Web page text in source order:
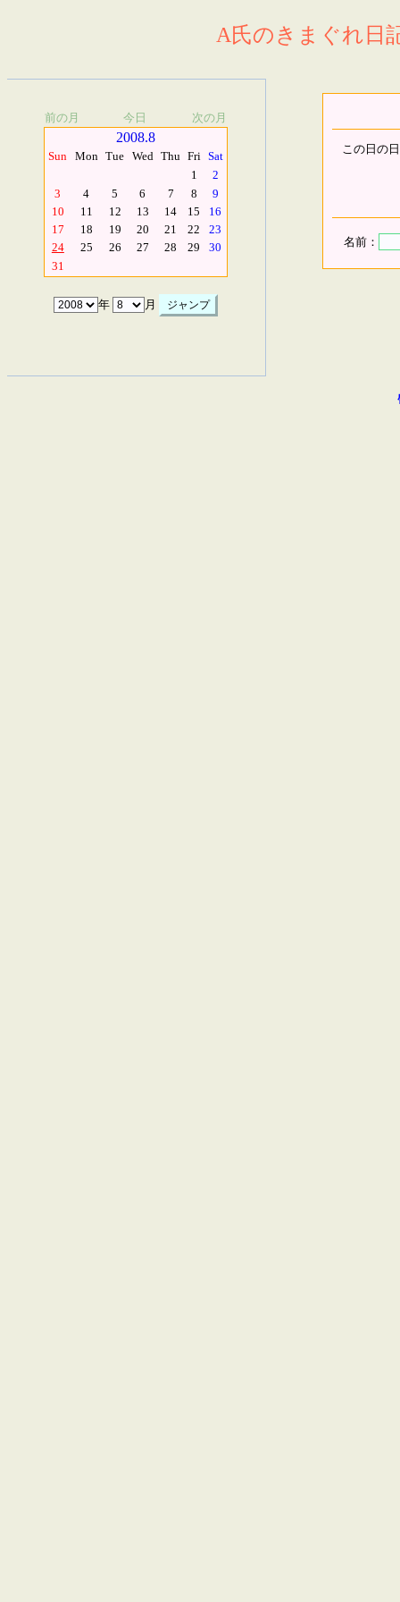
A氏のきまぐれ日
前の月 今日 次の月
2008.8
Sun Mon Tue Wed Thu Fri Sat
1
2
3
4 5 6 7 8
9
10
11 12 13 14 15
16
17
18 19 20 21 22
23
24
25 26 27 28 29
30
31
年 月
この日の
名前：